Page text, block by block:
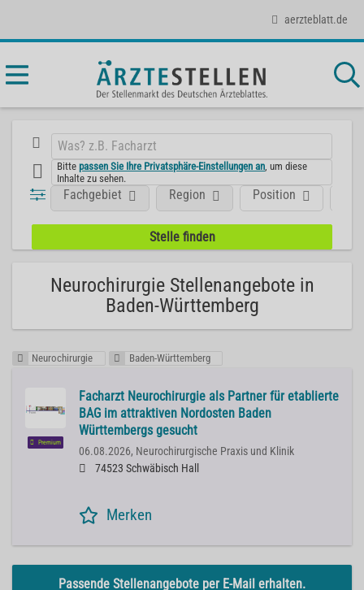
aerzteblatt.de
Bittepassen Sie Ihre Privatsphäre-Einstellungen an , um diese
Inhalte zu sehen.
Position
Fachgebiet Region
Neurochirurgie Stellenangebote in
Baden-Württemberg
Neurochirurgie Baden-Württemberg
Premium
Facharzt Neurochirurgie als Partner für etablierte
BAG im attraktiven Nordosten Baden
Württembergs gesucht
06.08.2026, Neurochirurgische Praxis und Klinik
74523 Schwäbisch Hall
Merken
Passende Stellenangebote per E-Mail erhalten.